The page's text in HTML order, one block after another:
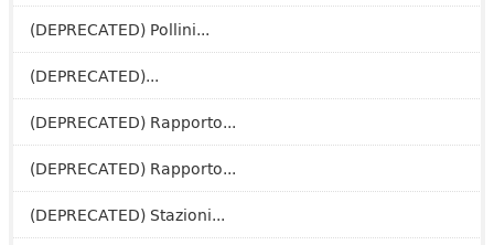
(DEPRECATED) Pollini...
(DEPRECATED)...
(DEPRECATED) Rapporto...
(DEPRECATED) Rapporto...
(DEPRECATED) Stazioni...